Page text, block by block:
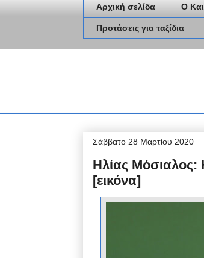
Αρχική σελίδα Ο
Προτάσεις για ταξίδια
Σάββατο 28 Μαρτίου 2020
Ηλίας
[εικόνα]